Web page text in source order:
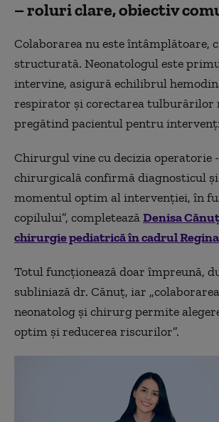
– roluri clare, obiectiv
Colaborarea nu este întâmplătoare,
structurată. Neonatologul este
intervine, asigură echilibrul
respirator și corectarea tulburărilor
pregătind pacientul pentru
Chirurgul vine cu decizia operatorie
chirurgicală confirmă diagnosticul
momentul optim al intervenției, în
copilului”, completeazăDenisa
chirurgie pediatrică în cadrul
Totul funcționează doar împreună,
subliniază dr. Cănuț, iar
neonatolog și chirurg permite
optim și reducerea riscurilor”.